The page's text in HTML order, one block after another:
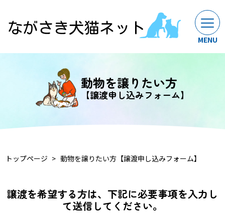
動物を譲りたい方
【譲渡申し込みフォーム】
トップページ 動物を譲りたい方【譲渡申し込みフォーム】
譲渡を希望する方は、下記に必要事項を入力し
て送信してください。